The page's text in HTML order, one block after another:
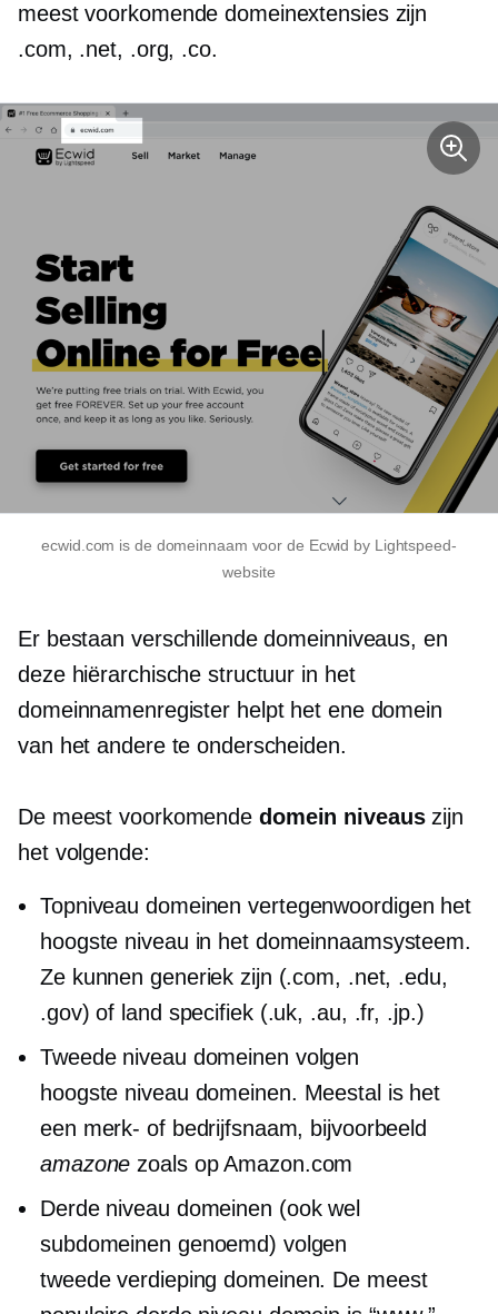
meest voorkomende domeinextensies zijn
.com, .net, .org, .co.
ecwid.com is de domeinnaam voor de Ecwid by Lightspeed-
website
Er bestaan ​​verschillende domeinniveaus, en
deze hiërarchische structuur in het
domeinnamenregister helpt het ene domein
van het andere te onderscheiden.
De meest voorkomende domein niveauszijn
het volgende:
Topniveau domeinen vertegenwoordigen het
hoogste niveau in het domeinnaamsysteem.
Ze kunnen generiek zijn (.com, .net, .edu,
.gov) of land specifiek(.uk, .au, .fr, .jp.)
Tweede niveau domeinen volgen
hoogste niveau domeinen. Meestal is het
een merk- of bedrijfsnaam, bijvoorbeeld
amazone zoals op Amazon.com
Derde niveau domeinen (ook wel
subdomeinen genoemd) volgen
tweede verdieping domeinen. De meest